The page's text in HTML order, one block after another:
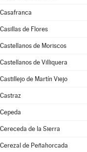
Casafranca
Casillas de Flores
Castellanos de Moriscos
Castellanos de Villiquera
Castillejo de Martín Viejo
Castraz
Cepeda
Cereceda de la Sierra
Cerezal de Peñahorcada